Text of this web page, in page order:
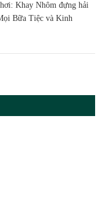
Khay Nhôm đựng hải
Bữa Tiệc và Kinh